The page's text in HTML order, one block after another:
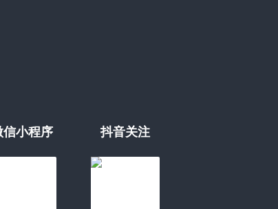
信小程序 抖音关注